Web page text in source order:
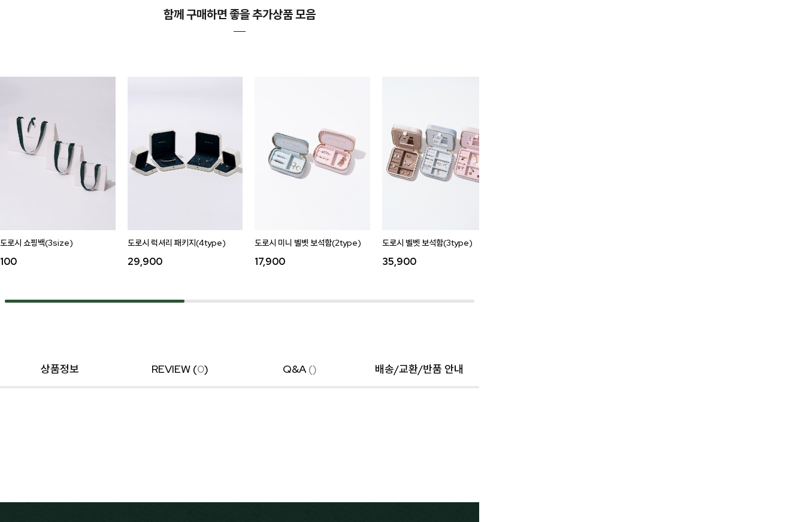
함께 구매하면 좋을 추가상품 모음
도로시 쇼핑백(3size)
100
도로시 럭셔리 패키지(4type)
29,900
도로시 미니 벨벳 보석함(2type)
17,900
도로시 벨벳 보석함(3type)
35,900
상품정보 REVIEW (0) Q&A() 배송/교환/반품 안내